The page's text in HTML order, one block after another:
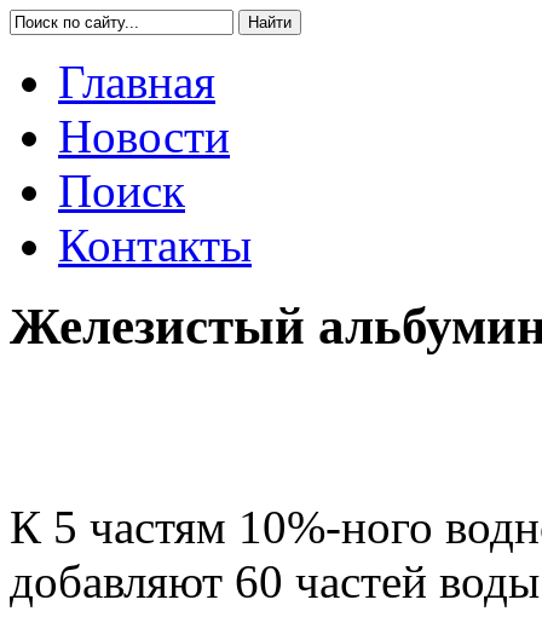
Главная
Новости
Поиск
Контакты
Железистый
К 5 частям 10%-ного
добавляют 60 частей